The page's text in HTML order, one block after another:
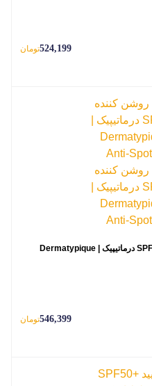
524,199تومان
کرم ضدآفتاب روشن کننده و ضد لک +SPF50 درماتیپیک | Dermatypique
546,399تومان